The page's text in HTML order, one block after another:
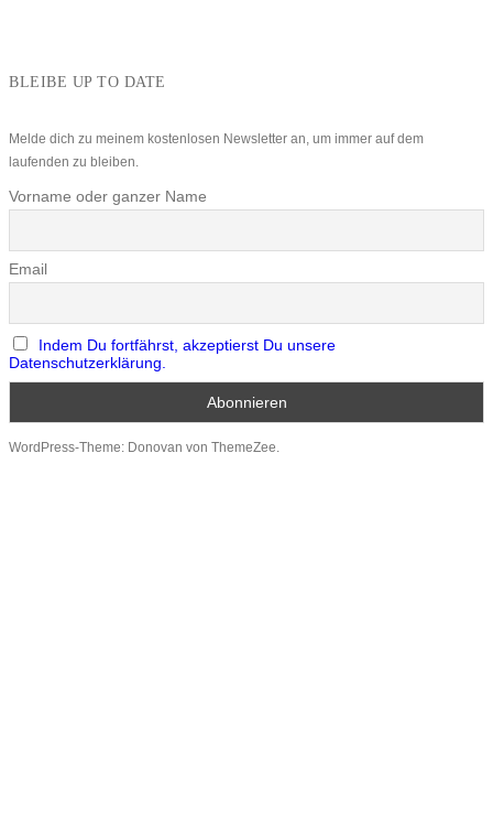
BLEIBE UP TO DATE
Melde dich zu meinem kostenlosen Newsletter an, um immer auf dem
laufenden zu bleiben.
Vorname oder ganzer Name
Email
Indem Du fortfährst, akzeptierst Du unsere
Datenschutzerklärung.
WordPress-Theme: Donovan von ThemeZee.